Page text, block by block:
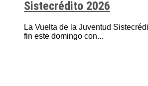
Sistecrédito 2026
La Vuelta de la Juventud
fin este domingo con...